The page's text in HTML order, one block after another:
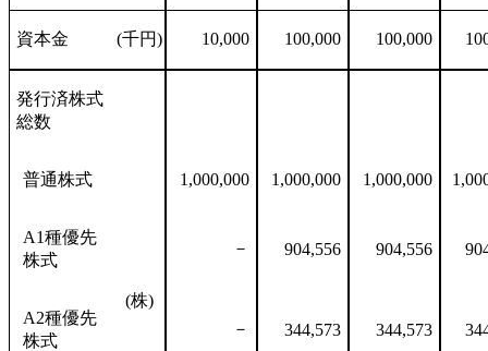
資本金 (千円) 10,000 100,000 100,000
発行済株式
総数
普通株式
(株)
1,000,000 1,000,000 1,000,000
A1種優先
株式
－ 904,556 904,556
A2種優先
株式
－ 344,573 344,573